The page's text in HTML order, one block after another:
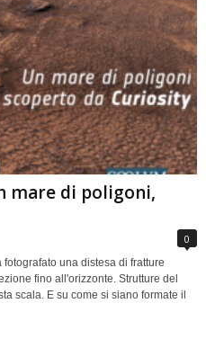
mare di poligoni,
0
una distesa di fratture
fino all'orizzonte. Strutture del
scala. E su come si siano formate il